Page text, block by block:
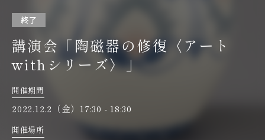
終了
講演会「陶磁器の修復〈アート
withシリーズ〉」
開催期間
2022.12.2（金）17:30 - 18:30
開催場所